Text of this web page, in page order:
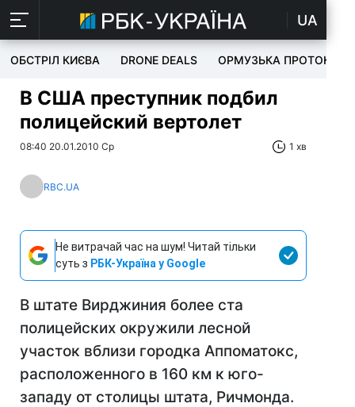
UA
ОБСТРІЛ КИЄВА DRONE DEALS ОРМУЗЬКА ПРОТОКА
В США преступник подбил
полицейский вертолет
08:40 20.01.2010 Ср 1 хв
RBC.UA
Не витрачай час на шум! Читай тільки
суть з РБК-Україна у Google
В штате Вирджиния более ста
полицейских окружили лесной
участок вблизи городка Аппоматокс,
расположенного в 160 км к юго-
западу от столицы штата, Ричмонда.